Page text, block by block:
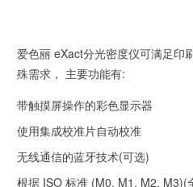
爱色丽 eXact分光密度仪可满足印
殊需求， 主要功能有:
带触摸屏操作的彩色显示器
使用集成校准片自动校准
无线通信的蓝牙技术(可选)
根据 ISO 标准 (M0, M1, M2, M3)(